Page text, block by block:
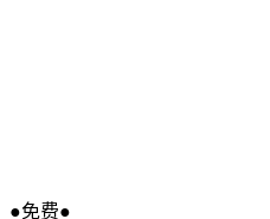
●免费●